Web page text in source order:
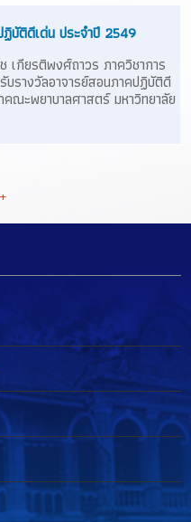
ฏิบัติดีเด่น ประจำปี 2549
เกียรติพงศ์ถาวร ภาควิชาการ
รางวัลอาจารย์สอนภาคปฏิบัติดี
ณะพยาบาลศาสตร์ มหาวิทยาลัย